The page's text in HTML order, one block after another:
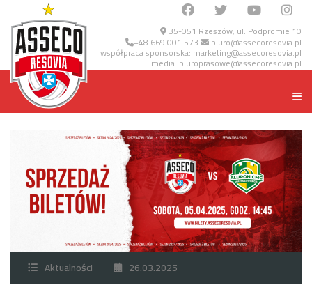
35-051 Rzeszów, ul. Podpromie 10
+48 669 001 573 biuro@assecoresovia.pl
współpraca sponsorska: marketing@assecoresovia.pl
media: biuroprasowe@assecoresovia.pl
Aktualności 26.03.2025